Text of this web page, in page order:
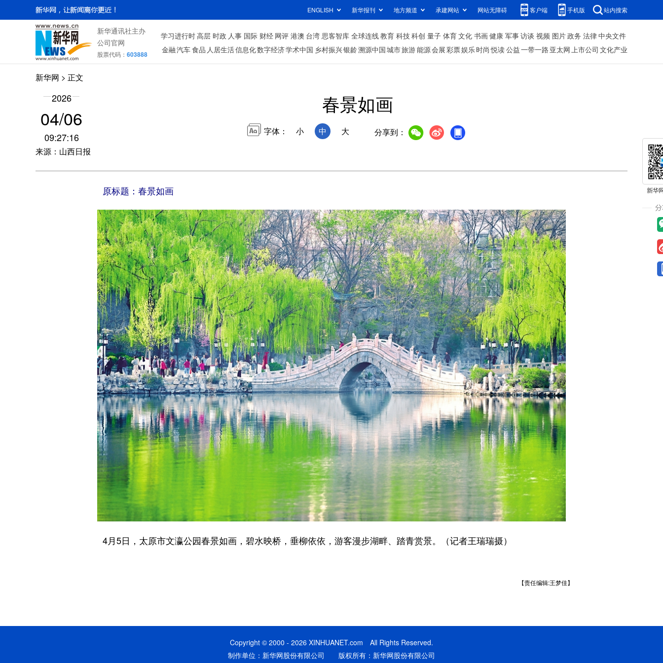
ENGLISH 新华报刊 地方频道 承建网站 网站无障碍 客户端 手机版 站内搜索
新华通讯社主办
公司官网
股票代码： 603888
学习进行时高层 时政 人事 国际 财经 网评 港澳 台湾 思客智库 全球连线教育 科技科创 量子 体育文化 书画健康 军事访谈 视频 图片政务 法律中央文件
金融汽车食品 人居生活信息化数字经济学术中国 乡村振兴银龄溯源中国城市旅游能源会展彩票娱乐时尚 悦读公益一带一路 亚太网上市公司 文化产业
新华网 > 正文
2026
04/06
09:27:16
来源：山西日报
春景如画
字体： 小 中 大 分享到：
原标题：春景如画
4月5日，太原市文瀛公园春景如画，碧水映桥，垂柳依依，游客漫步湖畔、踏青赏景。（记者王瑞瑞摄）
【责任编辑:王梦佳】
Copyright © 2000 - 2026 XINHUANET.com All Rights Reserved.
制作单位：新华网股份有限公司 版权所有：新华网股份有限公司